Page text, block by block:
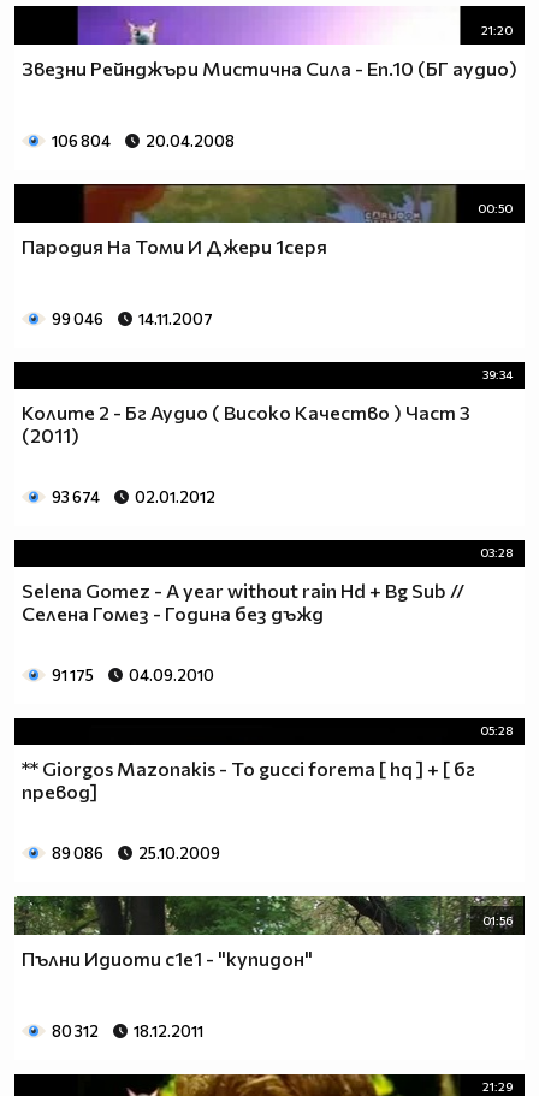
21:20
Звезни Рейнджъри Мистична Сила - Еп.10 (БГ аудио)
106 804 20.04.2008
00:50
Пародия На Томи И Джери 1серя
99 046 14.11.2007
39:34
Колите 2 - Бг Аудио ( Високо Качество ) Част 3
(2011)
93 674 02.01.2012
03:28
Selena Gomez - A year without rain Hd + Bg Sub //
Селена Гомез - Година без дъжд
91 175 04.09.2010
05:28
** Giorgos Mazonakis - To gucci forema [ hq ] + [ бг
превод]
89 086 25.10.2009
01:56
Пълни Идиоти с1е1 - "купидон"
80 312 18.12.2011
21:29